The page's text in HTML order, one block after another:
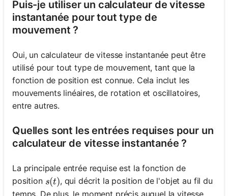
Puis-je utiliser un calculateur de vitesse
instantanée pour tout type de
mouvement ?
Oui, un calculateur de vitesse instantanée peut être
utilisé pour tout type de mouvement, tant que la
fonction de position est connue. Cela inclut les
mouvements linéaires, de rotation et oscillatoires,
entre autres.
Quelles sont les entrées requises pour un
calculateur de vitesse instantanée ?
La principale entrée requise est la fonction de
position s(t)
s(t), qui décrit la position de l'objet au fil du
temps. De plus, le moment précis auquel la vitesse